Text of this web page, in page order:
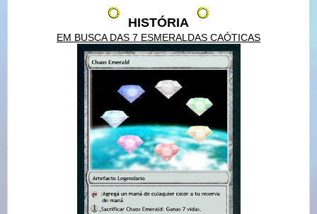
HISTÓRIA
EM BUSCA DAS 7 ESMERALDAS CAÓTICAS